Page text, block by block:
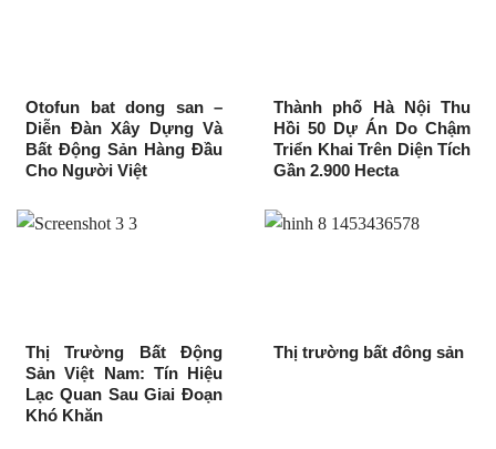
Otofun bat dong san –
Diễn Đàn Xây Dựng Và
Bất Động Sản Hàng Đầu
Cho Người Việt
Thành phố Hà Nội Thu
Hồi 50 Dự Án Do Chậm
Triển Khai Trên Diện Tích
Gần 2.900 Hecta
Thị Trường Bất Động
Sản Việt Nam: Tín Hiệu
Lạc Quan Sau Giai Đoạn
Khó Khăn
Thị trường bất đông sản